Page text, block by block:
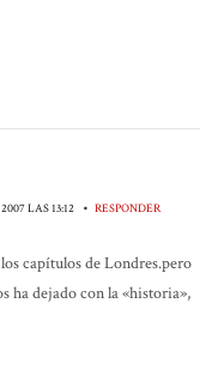
LAS 13:12 • RESPONDER
capítulos de Londres.pero
ha dejado con la «historia»,